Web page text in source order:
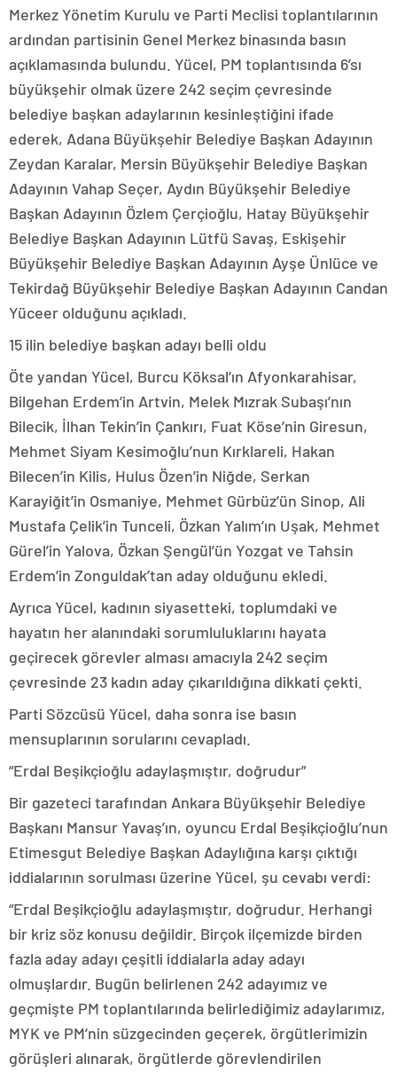
Merkez Yönetim Kurulu ve Parti Meclisi toplantılarının
ardından partisinin Genel Merkez binasında basın
açıklamasında bulundu. Yücel, PM toplantısında 6’sı
büyükşehir olmak üzere 242 seçim çevresinde
belediye başkan adaylarının kesinleştiğini ifade
ederek, Adana Büyükşehir Belediye Başkan Adayının
Zeydan Karalar, Mersin Büyükşehir Belediye Başkan
Adayının Vahap Seçer, Aydın Büyükşehir Belediye
Başkan Adayının Özlem Çerçioğlu, Hatay Büyükşehir
Belediye Başkan Adayının Lütfü Savaş, Eskişehir
Büyükşehir Belediye Başkan Adayının Ayşe Ünlüce ve
Tekirdağ Büyükşehir Belediye Başkan Adayının Candan
Yüceer olduğunu açıkladı.
15 ilin belediye başkan adayı belli oldu
Öte yandan Yücel, Burcu Köksal’ın Afyonkarahisar,
Bilgehan Erdem’in Artvin, Melek Mızrak Subaşı’nın
Bilecik, İlhan Tekin’in Çankırı, Fuat Köse’nin Giresun,
Mehmet Siyam Kesimoğlu’nun Kırklareli, Hakan
Bilecen’in Kilis, Hulus Özen’in Niğde, Serkan
Karayiğit’in Osmaniye, Mehmet Gürbüz’ün Sinop, Ali
Mustafa Çelik’in Tunceli, Özkan Yalım’ın Uşak, Mehmet
Gürel’in Yalova, Özkan Şengül’ün Yozgat ve Tahsin
Erdem’in Zonguldak’tan aday olduğunu ekledi.
Ayrıca Yücel, kadının siyasetteki, toplumdaki ve
hayatın her alanındaki sorumluluklarını hayata
geçirecek görevler alması amacıyla 242 seçim
çevresinde 23 kadın aday çıkarıldığına dikkati çekti.
Parti Sözcüsü Yücel, daha sonra ise basın
mensuplarının sorularını cevapladı.
“Erdal Beşikçioğlu adaylaşmıştır, doğrudur”
Bir gazeteci tarafından Ankara Büyükşehir Belediye
Başkanı Mansur Yavaş’ın, oyuncu Erdal Beşikçioğlu’nun
Etimesgut Belediye Başkan Adaylığına karşı çıktığı
iddialarının sorulması üzerine Yücel, şu cevabı verdi:
“Erdal Beşikçioğlu adaylaşmıştır, doğrudur. Herhangi
bir kriz söz konusu değildir. Birçok ilçemizde birden
fazla aday adayı çeşitli iddialarla aday adayı
olmuşlardır. Bugün belirlenen 242 adayımız ve
geçmişte PM toplantılarında belirlediğimiz adaylarımız,
MYK ve PM’nin süzgecinden geçerek, örgütlerimizin
görüşleri alınarak, örgütlerde görevlendirilen